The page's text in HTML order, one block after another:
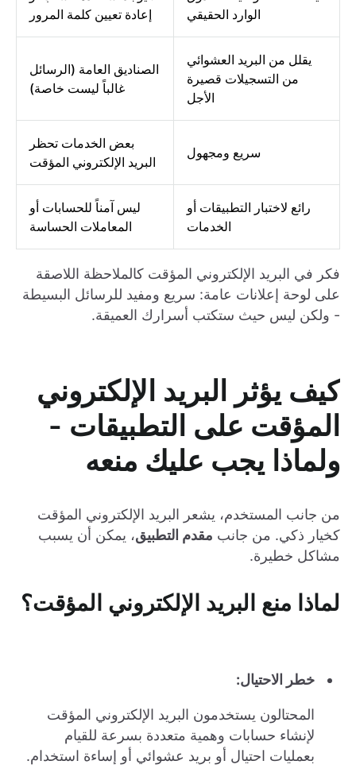
الوارد الحقيقي
إعادة تعيين كلمة المرور
يقلل من البريد العشوائي
من التسجيلات قصيرة
الأجل
الصناديق العامة (الرسائل
غالباً ليست خاصة)
سريع ومجهول
بعض الخدمات تحظر
البريد الإلكتروني المؤقت
رائع لاختبار التطبيقات أو
الخدمات
ليس آمناً للحسابات أو
المعاملات الحساسة
فكر في البريد الإلكتروني المؤقت كالملاحظة اللاصقة
على لوحة إعلانات عامة: سريع ومفيد للرسائل البسيطة
- ولكن ليس حيث ستكتب أسرارك العميقة.
كيف يؤثر البريد الإلكتروني
المؤقت على التطبيقات -
ولماذا يجب عليك منعه
من جانب المستخدم، يشعر البريد الإلكتروني المؤقت
كخيار ذكي. من جانب مقدم التطبيق، يمكن أن يسبب
مشاكل خطيرة.
لماذا منع البريد الإلكتروني المؤقت؟
خطر الاحتيال:
المحتالون يستخدمون البريد الإلكتروني المؤقت
لإنشاء حسابات وهمية متعددة بسرعة للقيام
بعمليات احتيال أو بريد عشوائي أو إساءة استخدام.